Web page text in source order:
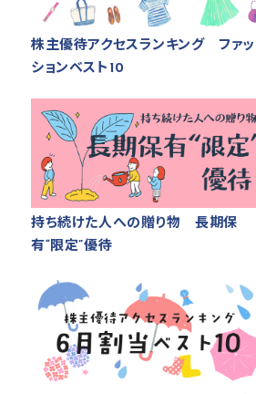
株主優待アクセスランキング ファッ
ションベスト10
持ち続けた人への贈り物 長期保
有“限定”優待